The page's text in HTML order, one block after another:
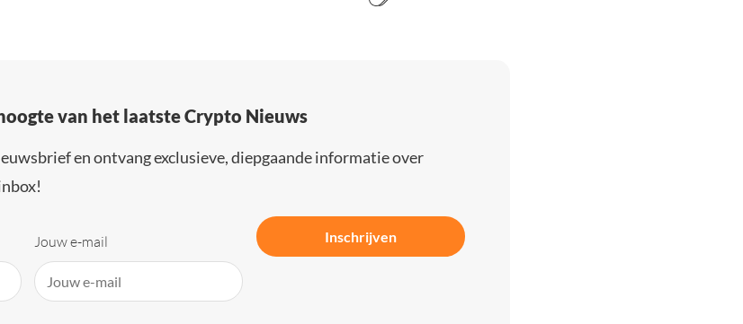
van het laatste Crypto Nieuws
en ontvang exclusieve, diepgaande informatie over
Jouw e-mail Inschrijven